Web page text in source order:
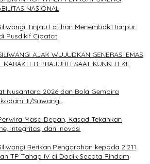
NASIONAL
Tinjau Latihan Menembak Ranpur
Pusdikif Cipatat
AJAK WUJUDKAN GENERASI EMAS
KARAKTER PRAJURIT SAAT KUNKER KE
Nusantara 2026 dan Bola Gembira
III/Siliwangi.
Masa Depan, Kasad Tekankan
Integritas, dan Inovasi
Berikan Pengarahan kepada 2.211
TP Tahap IV di Dodik Secata Rindam